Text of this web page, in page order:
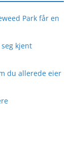
Park får en
kjent
du allerede eier